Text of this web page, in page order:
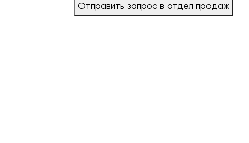
Отправить запрос в отдел продаж